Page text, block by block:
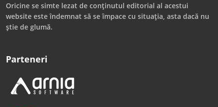
Oricine se simte lezat de conținutul editorial al acestui
website este îndemnat să se împace cu situația, asta dacă nu
știe de glumă.
Parteneri